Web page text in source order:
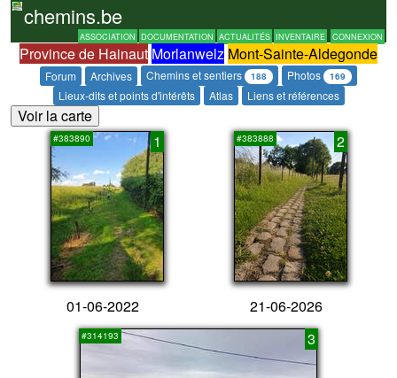
chemins.be
ASSOCIATION DOCUMENTATION ACTUALITÉS INVENTAIRE CONNEXION
Province de Hainaut Morlanwelz Mont-Sainte-Aldegonde
Forum Archives Chemins et sentiers 188 Photos 169
Lieux-dits et points d'intérêts Atlas Liens et références
Voir la carte
#383890
01-06-2022
1 #383888
21-06-2026
2
#314193 3